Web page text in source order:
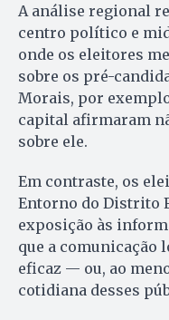
A análise regional
centro político e
onde os eleitores
sobre os pré-
Morais, por
capital afirmaram
sobre ele.
Em contraste, os
Entorno do Distrito
exposição às
que a comunicação
eficaz — ou, ao
cotidiana desses